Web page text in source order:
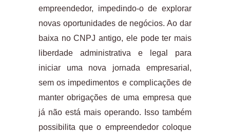
empreendedor, impedindo-o de explorar
novas oportunidades de negócios. Ao dar
baixa no CNPJ antigo, ele pode ter mais
liberdade administrativa e legal para
iniciar uma nova jornada empresarial,
sem os impedimentos e complicações de
manter obrigações de uma empresa que
já não está mais operando. Isso também
possibilita que o empreendedor coloque